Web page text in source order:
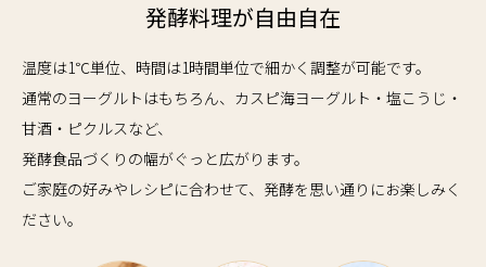
発酵料理が自由自在
温度は1℃単位、時間は1時間単位で細かく調整が可能です。
通常のヨーグルトはもちろん、カスピ海ヨーグルト・塩こうじ・
甘酒・ピクルスなど、
発酵食品づくりの幅がぐっと広がります。
ご家庭の好みやレシピに合わせて、発酵を思い通りにお楽しみく
ださい。